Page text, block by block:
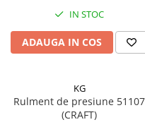
Prize & Prelungitoare
Constructii
Masini de taiat gresie /
Masini de taiat caramida
IN STOC
ADAUGA IN COS
KG
Rulment de presiune 51107
(CRAFT)